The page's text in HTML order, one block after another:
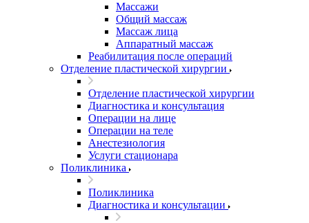
Массажи
Общий массаж
Массаж лица
Аппаратный массаж
Реабилитация после операций
Отделение пластической хирургии
Отделение пластической хирургии
Диагностика и консультация
Операции на лице
Операции на теле
Анестезиология
Услуги стационара
Поликлиника
Поликлиника
Диагностика и консультации